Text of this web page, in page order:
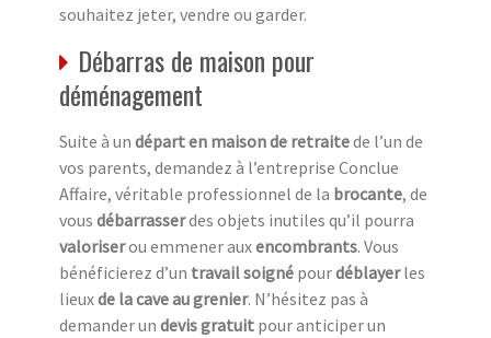
souhaitez jeter, vendre ou garder.
Débarras de maison pour
déménagement
Suite à un départ en maison de retraitede l’un de
vos parents, demandez à l’entreprise Conclue
Affaire, véritable professionnel de la brocante, de
vous débarrasserdes objets inutiles qu’il pourra
valoriserou emmener auxencombrants. Vous
bénéficierez d’un travail soigné pourdéblayerles
lieuxde la cave au grenier. N’hésitez pas à
demander un devis gratuit pour anticiper un